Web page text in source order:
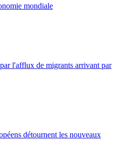
mondiale
l'afflux de migrants arrivant par
détournent les nouveaux